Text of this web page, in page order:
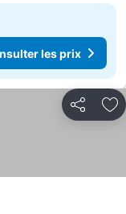
les prix
Partager
les prix